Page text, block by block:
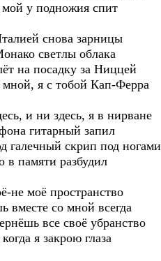
мой у подножия спит
снова зарницы
светлы облака
на посадку за Ниццей
я с тобой Кап-Ферра
и ни здесь, я в нирване
гитарный запил
галечный скрип под ногами
в памяти разбудил
не моё пространство
вместе со мной всегда
все своё убранство
я закрою глаза